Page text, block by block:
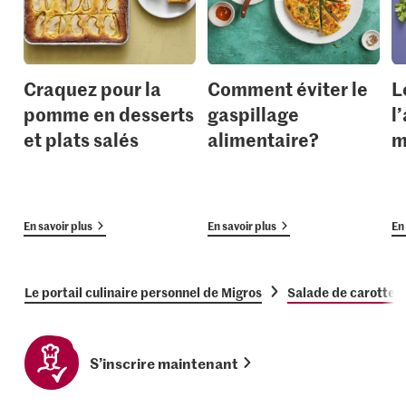
Craquez pour la
pomme en desserts
et plats salés
En savoir plus
Comment éviter le
gaspillage
alimentaire?
En savoir plus
Le portail culinaire personnel de Migros Salade de carottes
S’inscrire maintenant